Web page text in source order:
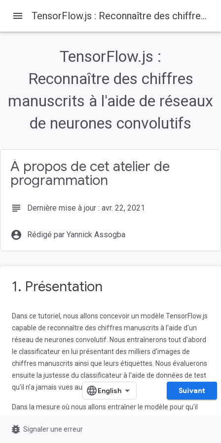
menu TensorFlow.js : Reconnaître des chiffres manuscrits à l&#39;aide de réseaux de neurones convolutifs
TensorFlow.js :
Reconnaître des chiffres
manuscrits à l'aide de réseaux
de neurones convolutifs
À propos de cet atelier de
programmation
subject Dernière mise à jour : avr. 22, 2021
account_circle Rédigé par Yannick Assogba
1. Présentation
Dans ce tutoriel, nous allons concevoir un modèle TensorFlow.js
capable de reconnaître des chiffres manuscrits à l'aide d'un
réseau de neurones convolutif. Nous entraînerons tout d'abord
le classificateur en lui présentant des milliers d'images de
chiffres manuscrits ainsi que leurs étiquettes. Nous évaluerons
ensuite la justesse du classificateur à l'aide de données de test
qu'il n'a jamais vues auparavant.
Dans la mesure où nous allons entraîner le modèle pour qu'il
image d'entrée, cette tâche est considérée comme une tâche
Suivant
bug_report Signaler une erreur